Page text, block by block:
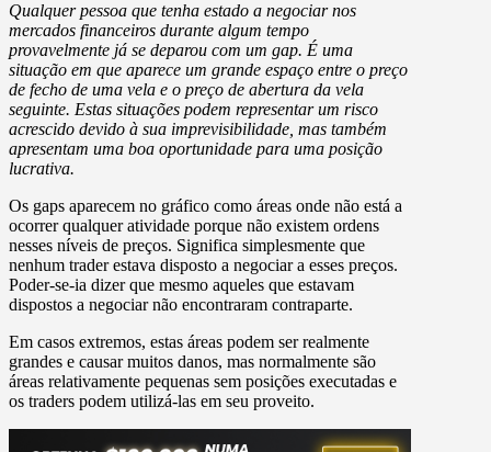
Qualquer pessoa que tenha estado a negociar nos
mercados financeiros durante algum tempo
provavelmente já se deparou com um gap. É uma
situação em que aparece um grande espaço entre o preço
de fecho de uma vela e o preço de abertura da vela
seguinte. Estas situações podem representar um risco
acrescido devido à sua imprevisibilidade, mas também
apresentam uma boa oportunidade para uma posição
lucrativa.
Os gaps aparecem no gráfico como áreas onde não está a
ocorrer qualquer atividade porque não existem ordens
nesses níveis de preços. Significa simplesmente que
nenhum trader estava disposto a negociar a esses preços.
Poder-se-ia dizer que mesmo aqueles que estavam
dispostos a negociar não encontraram contraparte.
Em casos extremos, estas áreas podem ser realmente
grandes e causar muitos danos, mas normalmente são
áreas relativamente pequenas sem posições executadas e
os traders podem utilizá-las em seu proveito.